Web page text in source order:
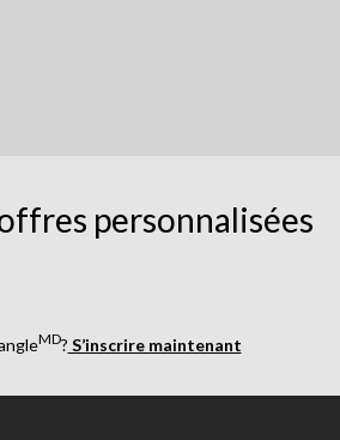
personnalisées
MD? S’inscrire maintenant